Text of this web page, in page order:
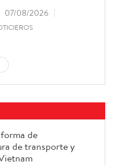
07/08/2026
de
de transporte y